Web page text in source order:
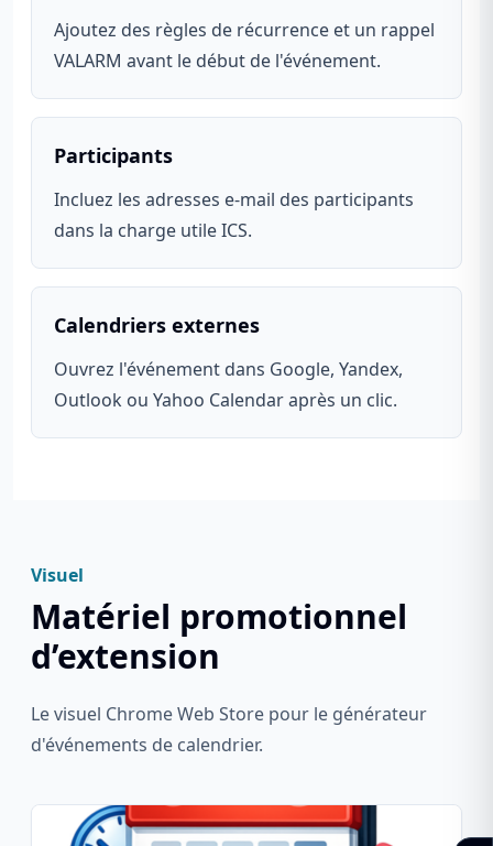
Ajoutez des règles de récurrence et un rappel
VALARM avant le début de l'événement.
Participants
Incluez les adresses e-mail des participants
dans la charge utile ICS.
Calendriers externes
Ouvrez l'événement dans Google, Yandex,
Outlook ou Yahoo Calendar après un clic.
Visuel
Matériel promotionnel
d’extension
Le visuel Chrome Web Store pour le générateur
d'événements de calendrier.